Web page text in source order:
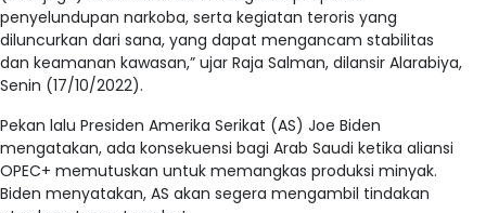
penyelundupan narkoba, serta kegiatan teroris yang
diluncurkan dari sana, yang dapat mengancam stabilitas
dan keamanan kawasan,” ujar Raja Salman, dilansir Alarabiya,
Senin (17/10/2022).
Pekan lalu Presiden Amerika Serikat (AS) Joe Biden
mengatakan, ada konsekuensi bagi Arab Saudi ketika aliansi
OPEC+ memutuskan untuk memangkas produksi minyak.
Biden menyatakan, AS akan segera mengambil tindakan